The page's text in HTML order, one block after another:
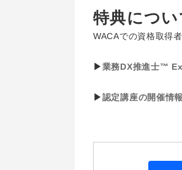
特典につい
WACAでの資格取得者
▶業務DX推進士™
▶認定講座の開催情報